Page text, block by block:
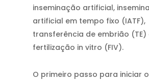
inseminação artificial,
artificial em tempo fixo (IATF),
transferência de embrião (TE)
fertilização in vitro (FIV).
O primeiro passo para iniciar o